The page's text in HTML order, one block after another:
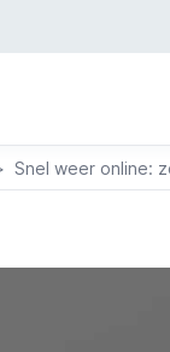
Snel weer online: